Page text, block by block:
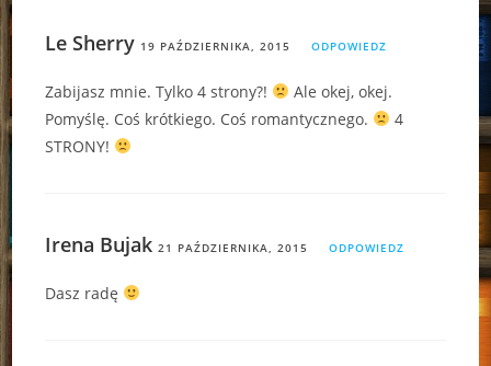
Le Sherry 19 PAŹDZIERNIKA, 2015 ODPOWIEDZ
Zabijasz mnie. Tylko 4 strony?!
Ale okej, okej.
Pomyślę. Coś krótkiego. Coś romantycznego.
4
STRONY!
Irena Bujak 21 PAŹDZIERNIKA, 2015 ODPOWIEDZ
Dasz radę